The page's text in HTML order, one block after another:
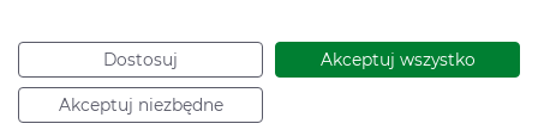
Dostosuj Akceptuj wszystko
Akceptuj niezbędne
umieszczonym w niej adapterem, zamkniętej
polietylenową zakrętką z pierścieniem
gwarancyjnym z systemem